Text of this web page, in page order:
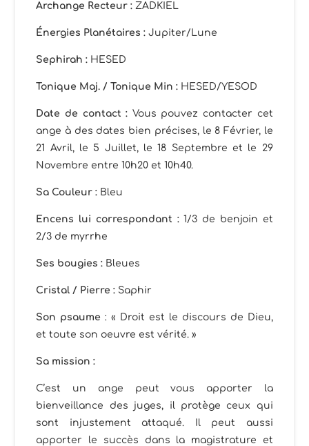
Archange Recteur : ZADKIEL
Énergies Planétaires : Jupiter/Lune
Sephirah : HESED
Tonique Maj. / Tonique Min : HESED/YESOD
Date de contact : Vous pouvez contacter cet
ange à des dates bien précises, le 8 Février, le
21 Avril, le 5 Juillet, le 18 Septembre et le 29
Novembre entre 10h20 et 10h40.
Sa Couleur : Bleu
Encens lui correspondant :1/3 de benjoin et
2/3 de myrrhe
Ses bougies : Bleues
Cristal / Pierre : Saphir
Son psaume : « Droit est le discours de Dieu,
et toute son oeuvre est vérité. »
Sa mission :
C’est un ange peut vous apporter la
bienveillance des juges, il protège ceux qui
sont injustement attaqué. Il peut aussi
apporter le succès dans la magistrature et